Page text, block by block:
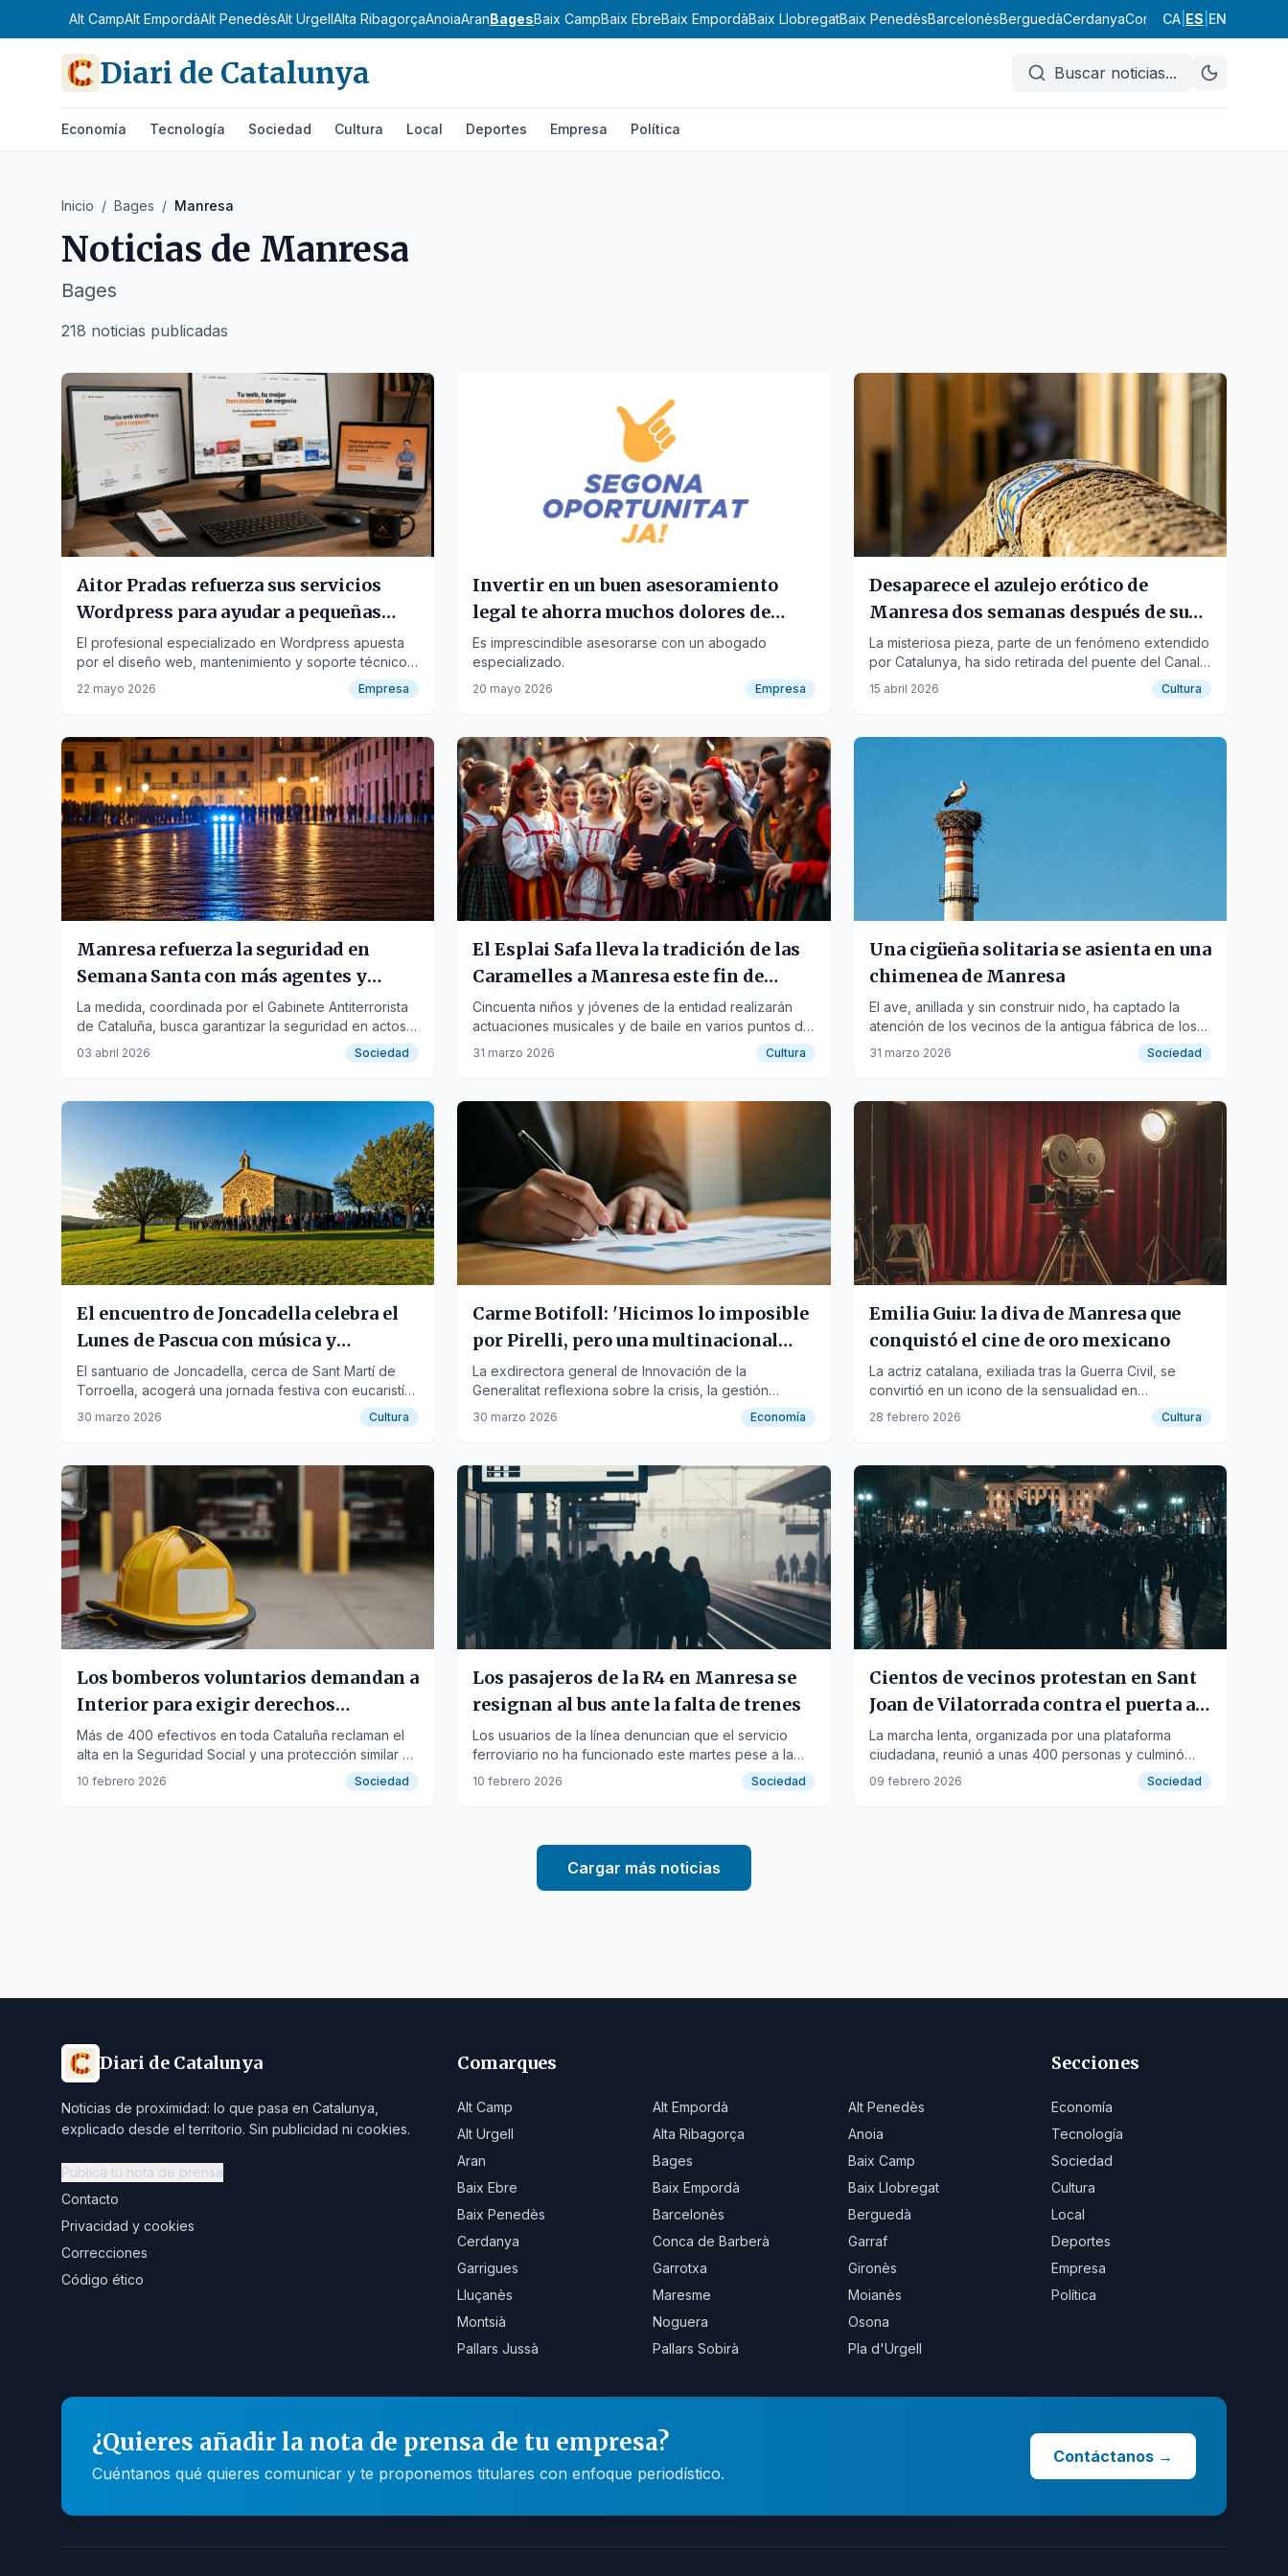
Alt CampAlt EmpordàAlt PenedèsAlt UrgellAlta RibagorçaAnoiaAranBagesBaix CampBaix EbreBaix EmpordàBaix LlobregatBaix PenedèsBarcelonèsBerguedàCerdanyaConca de Barberà
CA ES EN
Diari de Catalunya Buscar noticias...
Economía Tecnología Sociedad Cultura Local Deportes Empresa Política
Inicio / Bages / Manresa
Noticias de Manresa
Bages
218 noticias publicadas
Aitor Pradas refuerza sus servicios
Wordpress para ayudar a pequeñas
empresas a delegar la gestión de su
web
El profesional especializado en Wordpress apuesta
por el diseño web, mantenimiento y soporte técnico
para que autónomos y pymes puedan centrarse en
su negocio
22 mayo 2026 Empresa
Invertir en un buen asesoramiento
legal te ahorra muchos dolores de
cabeza.
Es imprescindible asesorarse con un abogado
especializado.
20 mayo 2026 Empresa
Desaparece el azulejo erótico de
Manresa dos semanas después de su
aparición
La misteriosa pieza, parte de un fenómeno extendido
por Catalunya, ha sido retirada del puente del Canal
de la Mina, mientras otras han sido dañadas en el
15 abril 2026 Cultura
Manresa refuerza la seguridad en
Semana Santa con más agentes y
patrullas
La medida, coordinada por el Gabinete Antiterrorista
de Cataluña, busca garantizar la seguridad en actos
religiosos y zonas de aglomeración.
03 abril 2026 Sociedad
El Esplai Safa lleva la tradición de las
Caramelles a Manresa este fin de
semana
Cincuenta niños y jóvenes de la entidad realizarán
actuaciones musicales y de baile en varios puntos de
la ciudad, incluyendo residencias y centros médicos.
31 marzo 2026 Cultura
Una cigüeña solitaria se asienta en una
chimenea de Manresa
El ave, anillada y sin construir nido, ha captado la
atención de los vecinos de la antigua fábrica de los
Panyos.
31 marzo 2026 Sociedad
El encuentro de Joncadella celebra el
Lunes de Pascua con música y
tradición
El santuario de Joncadella, cerca de Sant Martí de
Torroella, acogerá una jornada festiva con eucaristía,
desayuno y sardanas el 6 de abril.
30 marzo 2026 Cultura
Carme Botifoll: 'Hicimos lo imposible
por Pirelli, pero una multinacional
cierra si quiere'
La exdirectora general de Innovación de la
Generalitat reflexiona sobre la crisis, la gestión
empresarial y el cierre de la planta de Manresa.
30 marzo 2026 Economía
Emilia Guiu: la diva de Manresa que
conquistó el cine de oro mexicano
La actriz catalana, exiliada tras la Guerra Civil, se
convirtió en un icono de la sensualidad en
Latinoamérica.
28 febrero 2026 Cultura
Los bomberos voluntarios demandan a
Interior para exigir derechos
laborales
Más de 400 efectivos en toda Cataluña reclaman el
alta en la Seguridad Social y una protección similar a
los profesionales.
10 febrero 2026 Sociedad
Los pasajeros de la R4 en Manresa se
resignan al bus ante la falta de trenes
Los usuarios de la línea denuncian que el servicio
ferroviario no ha funcionado este martes pese a la
desconvocatoria de la huelga.
10 febrero 2026 Sociedad
Cientos de vecinos protestan en Sant
Joan de Vilatorrada contra el puerta a
puerta
La marcha lenta, organizada por una plataforma
ciudadana, reunió a unas 400 personas y culminó
con gritos pidiendo la dimisión del alcalde.
09 febrero 2026 Sociedad
Cargar más noticias
Diari de Catalunya
Noticias de proximidad: lo que pasa en Catalunya,
explicado desde el territorio. Sin publicidad ni cookies.
Publica tu nota de prensa
Contacto
Privacidad y cookies
Correcciones
Código ético
Comarques
Alt Camp Alt Empordà
Alt Penedès
Alt Urgell
Alta Ribagorça
Anoia
Aran
Bages
Baix Camp
Baix Ebre
Baix Empordà
Baix Llobregat
Baix Penedès
Barcelonès
Berguedà
Cerdanya
Conca de Barberà
Garraf
Garrigues
Garrotxa
Gironès
Lluçanès
Maresme
Moianès
Montsià
Noguera
Osona
Pallars Jussà
Pallars Sobirà Pla d'Urgell
Secciones
Economía
Tecnología
Sociedad
Cultura
Local
Deportes
Empresa
Política
¿Quieres añadir la nota de prensa de tu empresa?
Cuéntanos qué quieres comunicar y te proponemos titulares con enfoque periodístico.
Contáctanos →